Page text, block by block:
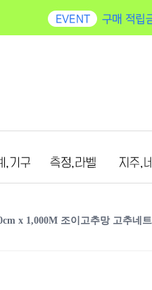
x 1,000M 조이고추망 고추네